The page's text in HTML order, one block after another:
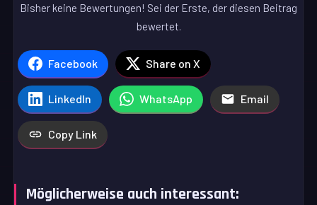
Bisher keine Bewertungen! Sei der Erste, der diesen Beitrag
bewertet.
Facebook Share on X
LinkedIn WhatsApp Email
Copy Link
Möglicherweise auch interessant: